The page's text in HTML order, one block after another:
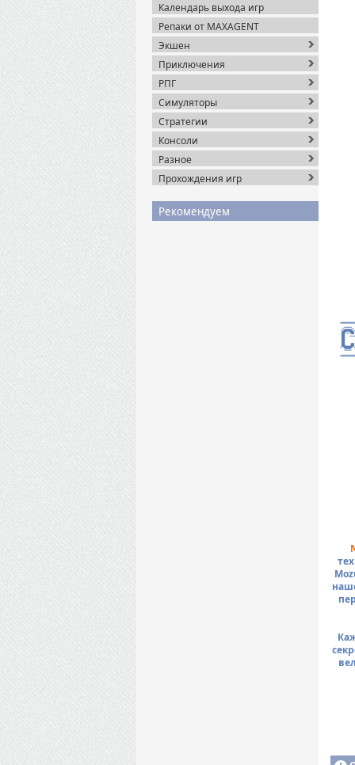
Календарь выхода игр
Репаки от MAXAGENT
Экшен
Приключения
РПГ
Симуляторы
Стратегии
Консоли
Разное
Прохождения игр
Рекомендуем